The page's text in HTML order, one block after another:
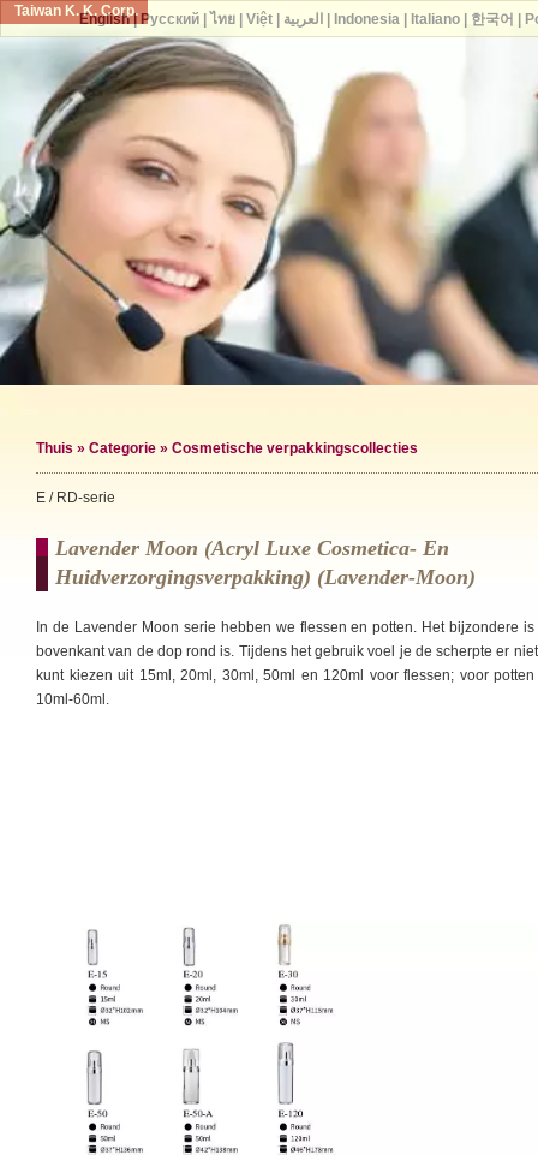
Taiwan K. K. Corp.
Thuis » Categorie » Cosmetische verpakkingscollecties
E / RD-serie
Lavender Moon (Acryl Luxe Cosmetica- En
Huidverzorgingsverpakking) (lavender-Moon)
In de Lavender Moon serie hebben we flessen en potten. Het bijzondere
bovenkant van de dop rond is. Tijdens het gebruik voel je de scherpte er
kunt kiezen uit 15ml, 20ml, 30ml, 50ml en 120ml voor flessen; voor
10ml-60ml.
English| Русский| ไทย| Việt| العربية Indonesia| Italiano| 한국어